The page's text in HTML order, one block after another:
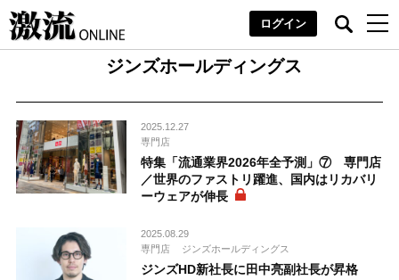
ログイン
ジンズホールディングス
2025.12.27
専門店
特集「流通業界2026年全予測」⑦ 専門店
／世界のファストリ躍進、国内はリカバリ
ーウェアが伸長
2025.08.29
専門店
ジンズホールディングス
ジンズHD新社長に田中亮副社長が昇格